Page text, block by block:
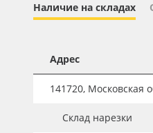
Новинки
Плёнка
ПЭТ листовой
Наличие на складах
Адрес
141720, Московская
Склад нарезки